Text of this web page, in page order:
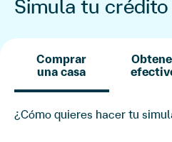
Simula tu crédito
Comprar
una casa
¿Cómo quieres hacer tu